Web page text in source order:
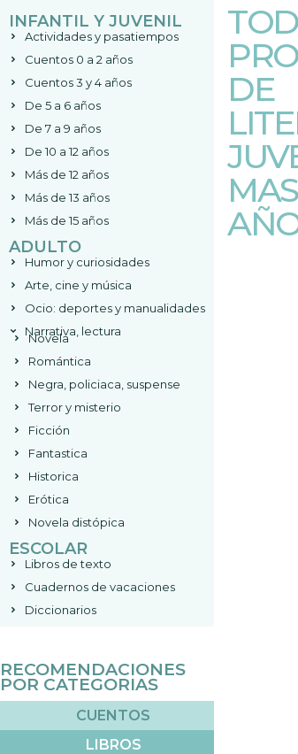
INFANTIL Y JUVENIL
Actividades y pasatiempos
Cuentos 0 a 2 años
Cuentos 3 y 4 años
De 5 a 6 años
De 7 a 9 años
De 10 a 12 años
Más de 12 años
Más de 13 años
Más de 15 años
ADULTO
Humor y curiosidades
Arte, cine y música
Ocio: deportes y manualidades
Narrativa, lectura
Novela
Romántica
Negra, policiaca, suspense
Terror y misterio
Ficción
Fantastica
Historica
Erótica
Novela distópica
ESCOLAR
Libros de texto
Cuadernos de vacaciones
Diccionarios
RECOMENDACIONES
POR CATEGORIAS
CUENTOS
LIBROS
DE